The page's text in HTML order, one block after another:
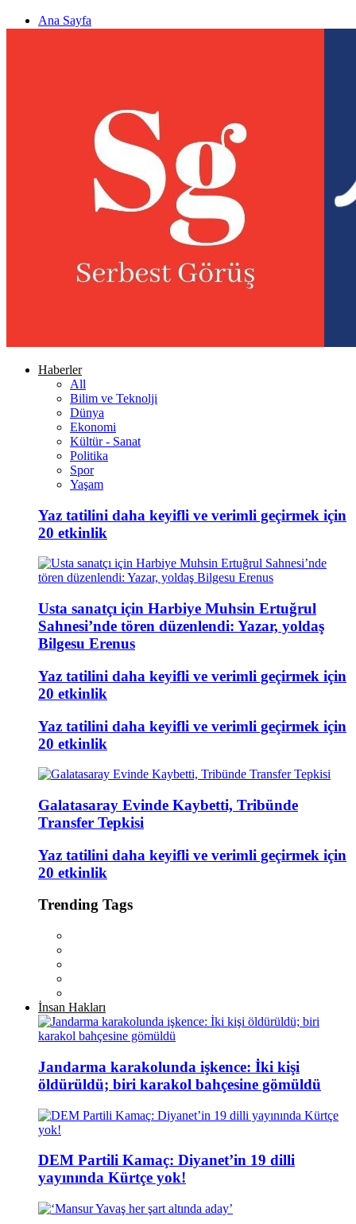
Ana Sayfa
Haberler
All
Bilim ve Teknolji
Dünya
Ekonomi
Kültür - Sanat
Politika
Spor
Yaşam
Yaz tatilini daha keyifli ve verimli geçirmek için
20 etkinlik
Usta sanatçı için Harbiye Muhsin Ertuğrul
Sahnesi’nde tören düzenlendi: Yazar, yoldaş
Bilgesu Erenus
Yaz tatilini daha keyifli ve verimli geçirmek için
20 etkinlik
Yaz tatilini daha keyifli ve verimli geçirmek için
20 etkinlik
Galatasaray Evinde Kaybetti, Tribünde
Transfer Tepkisi
Yaz tatilini daha keyifli ve verimli geçirmek için
20 etkinlik
Trending Tags
İnsan Hakları
Jandarma karakolunda işkence: İki kişi
öldürüldü; biri karakol bahçesine gömüldü
DEM Partili Kamaç: Diyanet’in 19 dilli
yayınında Kürtçe yok!